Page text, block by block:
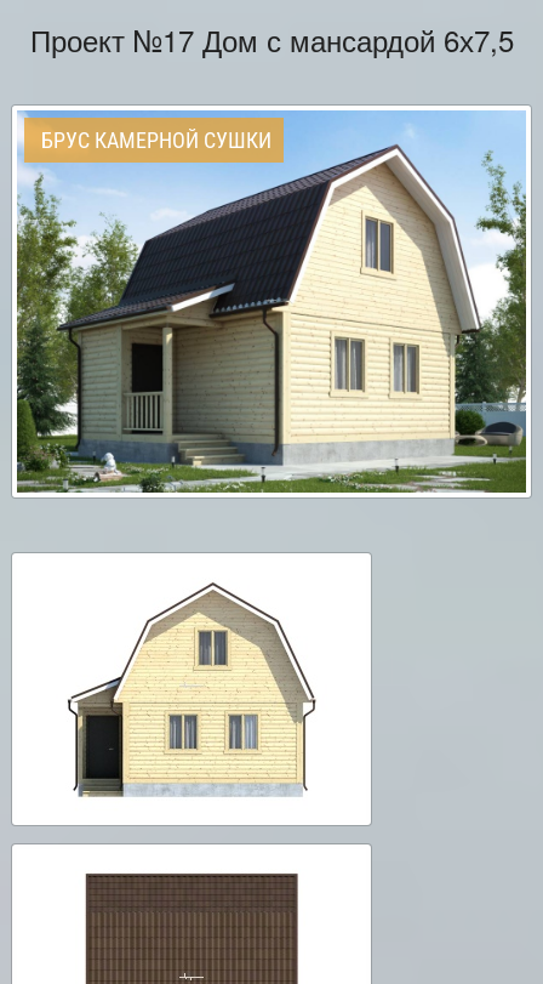
Проект №17 Дом с мансардой 6х7,5
БРУС КАМЕРНОЙ СУШКИ